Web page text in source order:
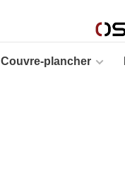
Couvre-plancher